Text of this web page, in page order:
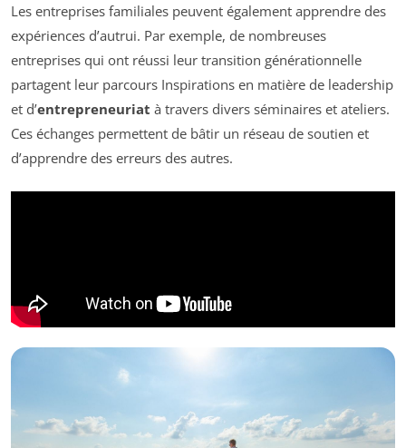
Les entreprises familiales peuvent également apprendre des
expériences d’autrui. Par exemple, de nombreuses
entreprises qui ont réussi leur transition générationnelle
partagent leur parcours Inspirations en matière de leadership
et d’entrepreneuriat à travers divers séminaires et ateliers.
Ces échanges permettent de bâtir un réseau de soutien et
d’apprendre des erreurs des autres.